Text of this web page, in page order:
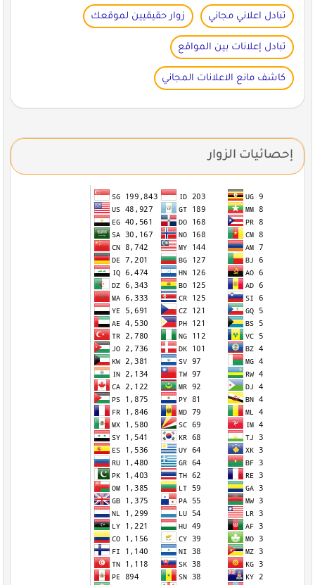
تبادل اعلاني مجاني زوار حقيقيين لموقعك
تبادل إعلانات بين المواقع
كاشف مانع الاعلانات المجاني
إحصائيات الزوار